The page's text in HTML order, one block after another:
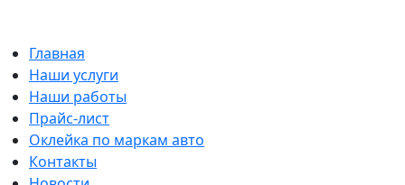
Главная
Наши услуги
Наши работы
Прайс-лист
Оклейка по маркам авто
Контакты